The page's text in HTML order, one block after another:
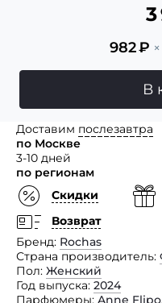
3
982₽
В
Доставим послезавтра
по Москве
3-10 дней
по регионам
Скидки
Возврат
Бренд Rochas
Страна производитель
Пол Женский
Год выпуска 2024
Парфюмеры Anne Flipo